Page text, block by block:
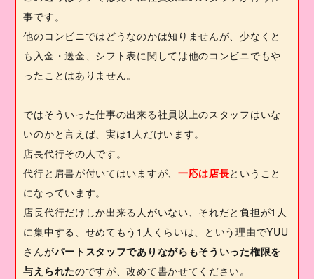
事です。
他のコンビニではどうなのかは知りませんが、少なくと
も入金・送金、シフト表に関しては他のコンビニでもや
ったことはありません。
ではそういった仕事の出来る社員以上のスタッフはいな
いのかと言えば、実は1 人だけいます。
店長代行その人です。
代行と肩書が付いてはいますが、 一応は店長ということ
になっています。
店長代行だけしか出来る人がいない、それだと負担が1 人
に集中する、せめてもう 1 人くらいは、という理由でYUU
さんがパートスタッフでありながらもそういった権限を
与えられたのですが、改めて書かせてください。